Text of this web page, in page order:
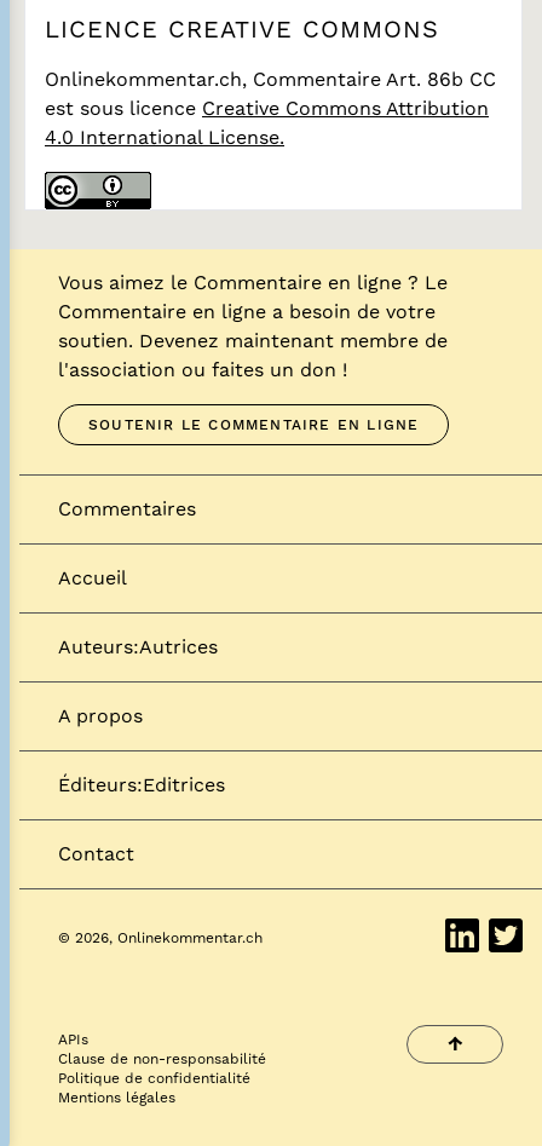
LICENCE CREATIVE COMMONS
Onlinekommentar.ch, Commentaire Art. 86b CC
est sous licence Creative Commons Attribution
4.0 International License.
Vous aimez le Commentaire en ligne ? Le
Commentaire en ligne a besoin de votre
soutien. Devenez maintenant membre de
l'association ou faites un don !
SOUTENIR LE COMMENTAIRE EN LIGNE
Commentaires
Accueil
Auteurs:Autrices
A propos
Éditeurs:Editrices
Contact
© 2026, Onlinekommentar.ch
APIs
Clause de non-responsabilité
Politique de confidentialité
Mentions légales
↑